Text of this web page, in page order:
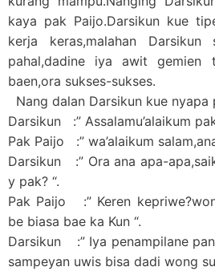
kaya pak Paijo.Darsikun kue
kerja keras,malahan
pahal,dadine iya awit gemien
baen,ora sukses-sukses.
Nang dalan Darsikun kue nyapa
Darsikun :” Assalamu’alaikum
Pak Paijo :” wa’alaikum
Darsikun :” Ora ana apa-
y pak? “.
Pak Paijo :” Keren
be biasa bae ka Kun “.
Darsikun :” Iya penampilane
sampeyan uwis bisa dadi wong